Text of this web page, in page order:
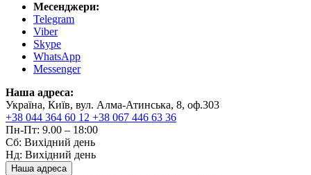
Месенджери:
Telegram
Viber
Skype
WhatsApp
Messenger
Наша адреса:
Україна, Київ, вул. Алма-Атинська, 8, оф.303
+38 044 364 60 12 +38 067 446 63 36
Пн-Пт: 9.00 – 18:00
Сб: Вихідний день
Нд: Вихідний день
Наша адреса